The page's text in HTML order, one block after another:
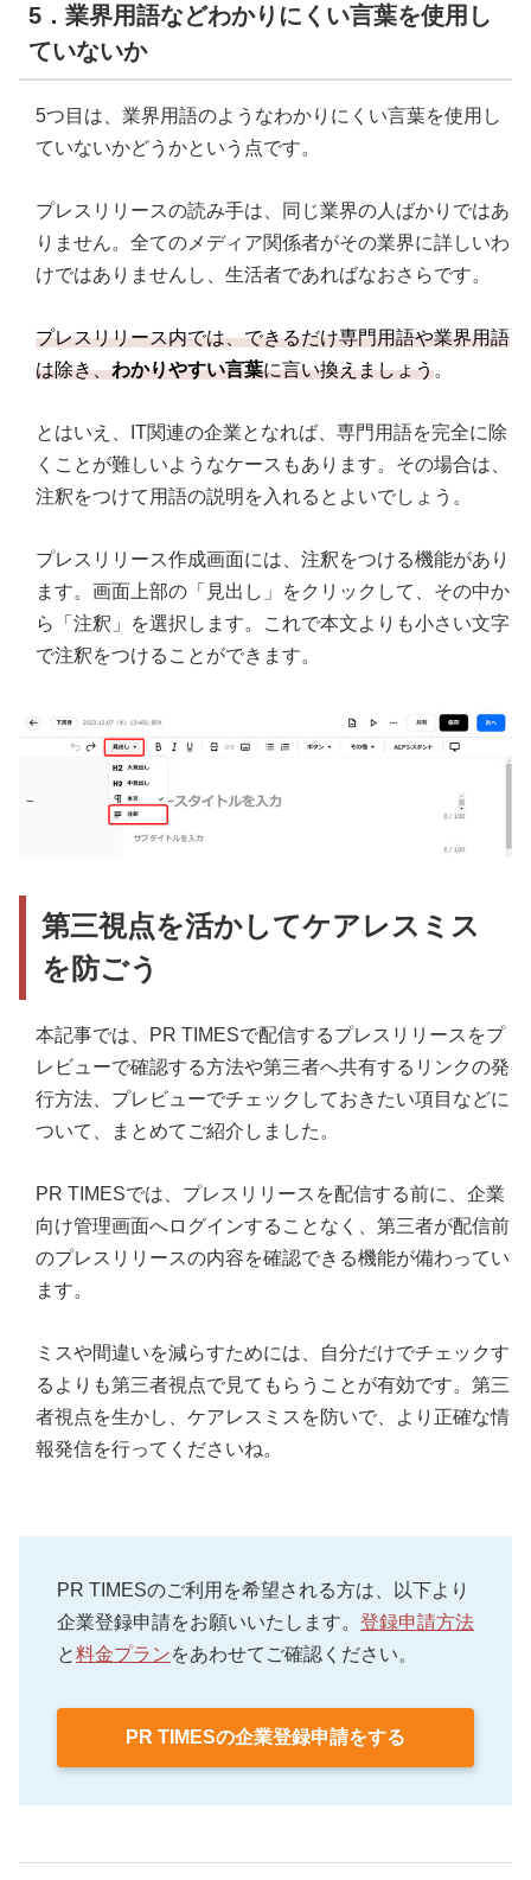
5．業界用語などわかりにくい言葉を使用し
ていないか
5つ目は、業界用語のようなわかりにくい言葉を使用し
ていないかどうかという点です。
プレスリリースの読み手は、同じ業界の人ばかりではあ
りません。全てのメディア関係者がその業界に詳しいわ
けではありませんし、生活者であればなおさらです。
プレスリリース内では、できるだけ専門用語や業界用語
は除き、わかりやすい言葉に言い換えましょう。
とはいえ、IT関連の企業となれば、専門用語を完全に除
くことが難しいようなケースもあります。その場合は、
注釈をつけて用語の説明を入れるとよいでしょう。
プレスリリース作成画面には、注釈をつける機能があり
ます。画面上部の「見出し」をクリックして、その中か
ら「注釈」を選択します。これで本文よりも小さい文字
で注釈をつけることができます。
第三視点を活かしてケアレスミス
を防ごう
本記事では、PR TIMESで配信するプレスリリースをプ
レビューで確認する方法や第三者へ共有するリンクの発
行方法、プレビューでチェックしておきたい項目などに
ついて、まとめてご紹介しました。
PR TIMESでは、プレスリリースを配信する前に、企業
向け管理画面へログインすることなく、第三者が配信前
のプレスリリースの内容を確認できる機能が備わってい
ます。
ミスや間違いを減らすためには、自分だけでチェックす
るよりも第三者視点で見てもらうことが有効です。第三
者視点を生かし、ケアレスミスを防いで、より正確な情
報発信を行ってくださいね。
PR TIMESのご利用を希望される方は、以下より
企業登録申請をお願いいたします。 登録申請方法
と料金プランをあわせてご確認ください。
PR TIMESの企業登録申請をする